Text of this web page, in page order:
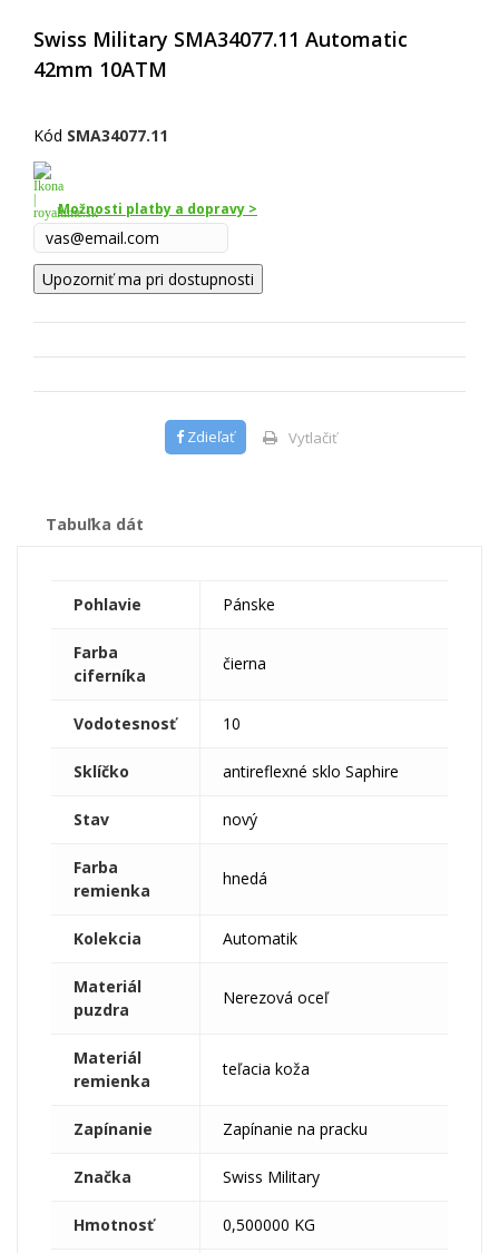
Swiss Military SMA34077.11 Automatic
42mm 10ATM
Kód SMA34077.11
Možnosti platby a dopravy >
Upozorniť ma pri dostupnosti
Zdieľať Vytlačiť
Tabuľka dát
Pohlavie Pánske
Farba
ciferníka
čierna
Vodotesnosť 10
Sklíčko antireflexné sklo Saphire
Stav nový
Farba
remienka
hnedá
Kolekcia Automatik
Materiál
puzdra
Nerezová oceľ
Materiál
remienka
teľacia koža
Zapínanie Zapínanie na pracku
Značka Swiss Military
Hmotnosť 0,500000 KG